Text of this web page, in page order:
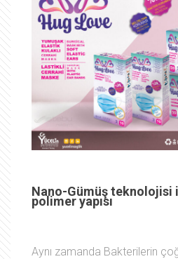
Nano-Gümüş teknolojisi
polimer yapısı
Aynı zamanda Bakterilerin